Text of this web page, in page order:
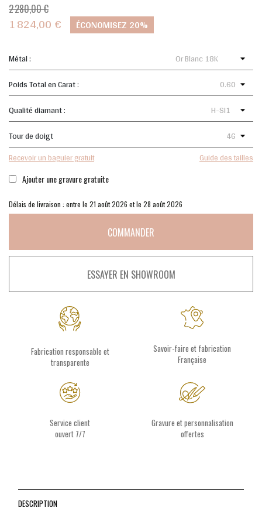
2 280,00 €
1 824,00 € ÉCONOMISEZ 20%
Métal :
Poids Total en Carat :
Qualité diamant :
Tour de doigt
Recevoir un baguier gratuit Guide des tailles
Ajouter une gravure gratuite
Délais de livraison : entre le 21 août 2026 et le 28 août 2026
COMMANDER
ESSAYER EN SHOWROOM
Fabrication responsable et
transparente
Savoir-faire et fabrication
Française
Service client
ouvert 7/7
Gravure et personnalisation
offertes
DESCRIPTION